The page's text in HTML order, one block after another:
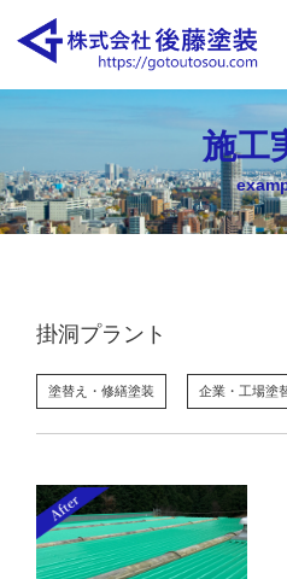
施工
掛洞プラント
塗替え・修繕塗装 企業・工場塗